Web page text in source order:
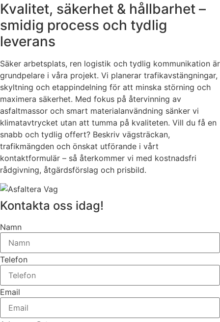
Kvalitet, säkerhet & hållbarhet –
smidig process och tydlig
leverans
Säker arbetsplats, ren logistik och tydlig kommunikation är
grundpelare i våra projekt. Vi planerar trafikavstängningar,
skyltning och etappindelning för att minska störning och
maximera säkerhet. Med fokus på återvinning av
asfaltmassor och smart materialanvändning sänker vi
klimatavtrycket utan att tumma på kvaliteten. Vill du få en
snabb och tydlig offert? Beskriv vägsträckan,
trafikmängden och önskat utförande i vårt
kontaktformulär – så återkommer vi med kostnadsfri
rådgivning, åtgärdsförslag och prisbild.
Kontakta oss idag!
Namn
Telefon
Email